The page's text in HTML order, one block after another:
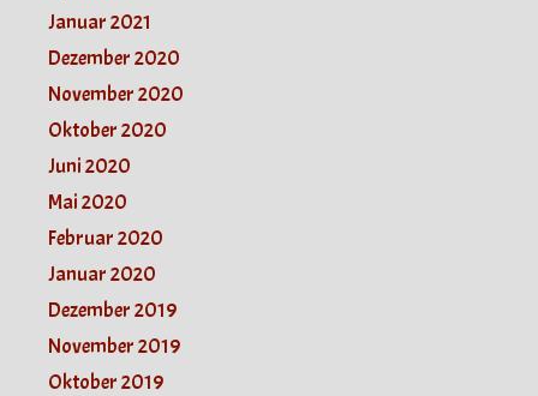
Januar 2021
Dezember 2020
November 2020
Oktober 2020
Juni 2020
Mai 2020
Februar 2020
Januar 2020
Dezember 2019
November 2019
Oktober 2019